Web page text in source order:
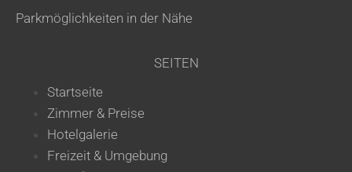
Parkmöglichkeiten in der Nähe
SEITEN
Startseite
Zimmer & Preise
Hotelgalerie
Freizeit & Umgebung